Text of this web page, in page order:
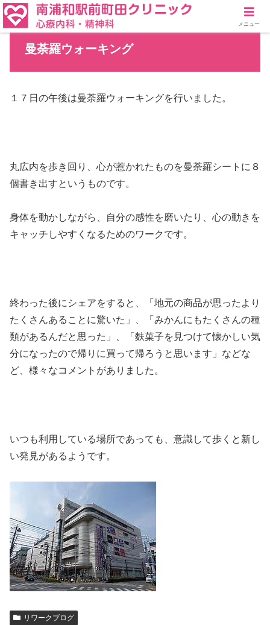
曼荼羅ウォーキング
１７日の午後は曼荼羅ウォーキングを行いました。
丸広内を歩き回り、心が惹かれたものを曼荼羅シートに８
個書き出すというものです。
身体を動かしながら、自分の感性を磨いたり、心の動きを
キャッチしやすくなるためのワークです。
終わった後にシェアをすると、「地元の商品が思ったより
たくさんあることに驚いた」、「みかんにもたくさんの種
類があるんだと思った」、「麩菓子を見つけて懐かしい気
分になったので帰りに買って帰ろうと思います」などな
ど、様々なコメントがありました。
いつも利用している場所であっても、意識して歩くと新し
い発見があるようです。
リワークブログ
メニュー